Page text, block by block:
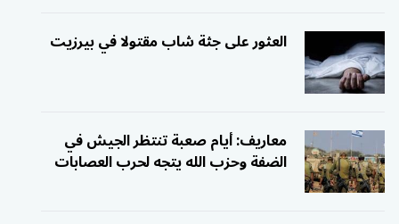
العثور على جثة شاب مقتولا في بيرزيت
معاريف: أيام صعبة تنتظر الجيش في
الضفة وحزب الله يتجه لحرب العصابات